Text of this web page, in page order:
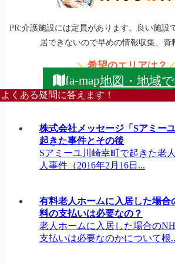
PR:介護施設には定員があります。良い施設
居できないので早めの情報収集、資
＼希望のエリアは？
fa-map地図・地域
よくある疑問に答えます！
株式会社メッセージ「Sアミー
起きた事件とその後
Sアミーユ川崎幸町で起きた老
人事件（2016年2月16日...
有料老人ホームに入居した場合
料の支払いは必要なの？
老人ホームに入居した場合の
支払いは必要なのかについて根